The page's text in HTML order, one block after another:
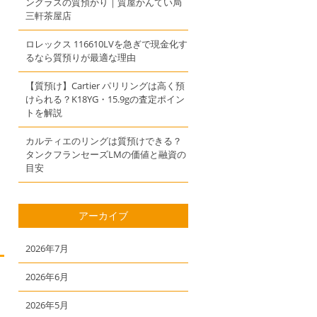
三軒茶屋店
ロレックス 116610LVを急ぎで現金化す
るなら質預りが最適な理由
【質預け】Cartier パリリングは高く預
けられる？K18YG・15.9gの査定ポイン
トを解説
カルティエのリングは質預けできる？
タンクフランセーズLMの価値と融資の
目安
アーカイブ
2026年7月
2026年6月
2026年5月